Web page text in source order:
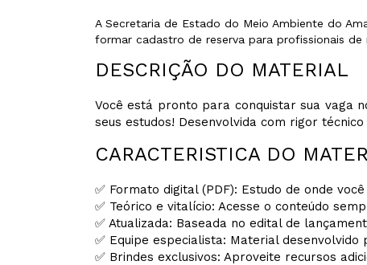
A Secretaria de Estado do Meio Ambiente do
formar cadastro de reserva para profissionais de
DESCRIÇÃO DO MATERIAL
Você está pronto para conquistar sua vaga
seus estudos! Desenvolvida com rigor
CARACTERISTICA DO
✅ Formato digital (PDF): Estudo de onde
✅ Teórico e vitalício: Acesse o conteúdo
✅ Atualizada: Baseada no edital de
✅ Equipe especialista: Material
✅ Brindes exclusivos: Aproveite recursos